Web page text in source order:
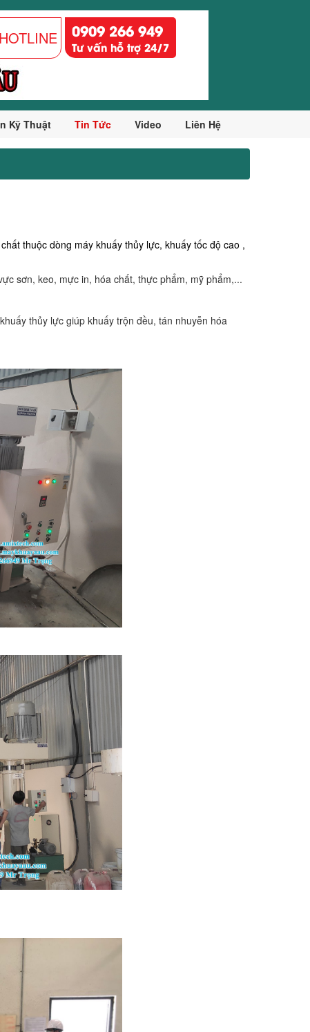
HOTLINE 0909 266 949
Tư vấn hỗ trợ 24/7
Kỹ Thuật Tin Tức Video Liên Hệ
thuộc dòng máy khuấy thủy lực, khuấy tốc độ cao ,
sơn, keo, mực in, hóa chất, thực phẩm, mỹ phẩm,...
thủy lực giúp khuấy trộn đều, tán nhuyễn hóa